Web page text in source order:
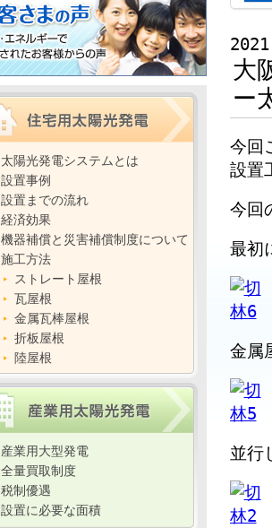
太陽光発電システムとは
設置事例
設置までの流れ
経済効果
機器補償と災害補償制度について
施工方法
ストレート屋根
瓦屋根
金属瓦棒屋根
折板屋根
陸屋根
産業用大型発電
全量買取制度
税制優遇
設置に必要な面積
大
ー
今回
設置
今回
最初
金属
並行